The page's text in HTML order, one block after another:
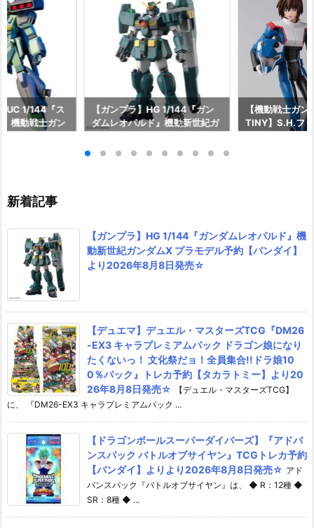
1/144『ス
機動戦士ガン
【ガンプラ】HG 1/144『ガン
ダムレオパルド』機動新世紀ガ
ダイ】より2026年8月8日発売
【機動戦士ガン
TINY】S.H.フ
新着記事
【ガンプラ】HG 1/144『ガンダムレオパルド』機
動新世紀ガンダムX プラモデル予約【バンダイ】
より2026年8月8日発売☆
【デュエマ】デュエル・マスターズTCG『DM26
-EX3 キャラプレミアムパック ドラゴン娘になり
たくないっ！ 文化祭だョ！全員集合!!ドラ娘10
0％パック』トレカ予約【タカラトミー】より20
26年8月8日発売☆
【デュエル・マスターズTCG】
に、 『DM26-EX3 キャラプレミアムパック ...
【ドラゴンボールスーパーダイバーズ】『アドバ
ンスパック バトルオブサイヤン』TCGトレカ予約
【バンダイ】よりより2026年8月8日発売☆ アド
バンスパック『バトルオブサイヤン』は、 ◆ R：12種 ◆
SR：8種 ◆ ...